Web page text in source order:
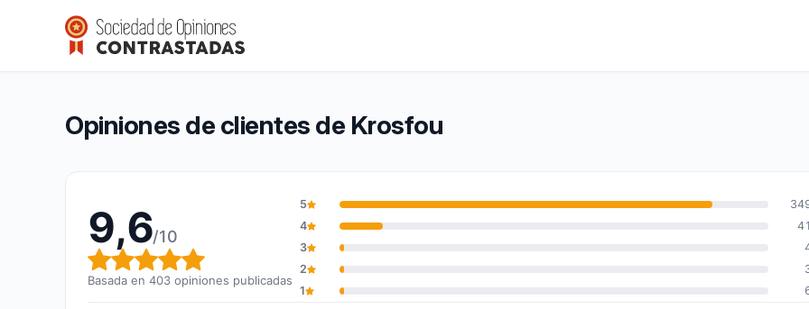
Krosfou
Calificación global: 9,6 de 10
9,6/10(403 opiniones)
Opiniones de clientes de Krosfou
9,6/10
Calificación global: 9,6 de 10
Basada en 403 opiniones publicadas
5
4
41
3
2
1